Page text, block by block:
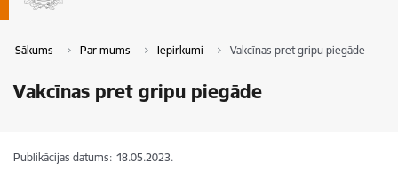
Sākums Par mums Iepirkumi Vakcīnas pret gripu piegāde
Vakcīnas pret gripu piegāde
Publikācijas datums: 18.05.2023.